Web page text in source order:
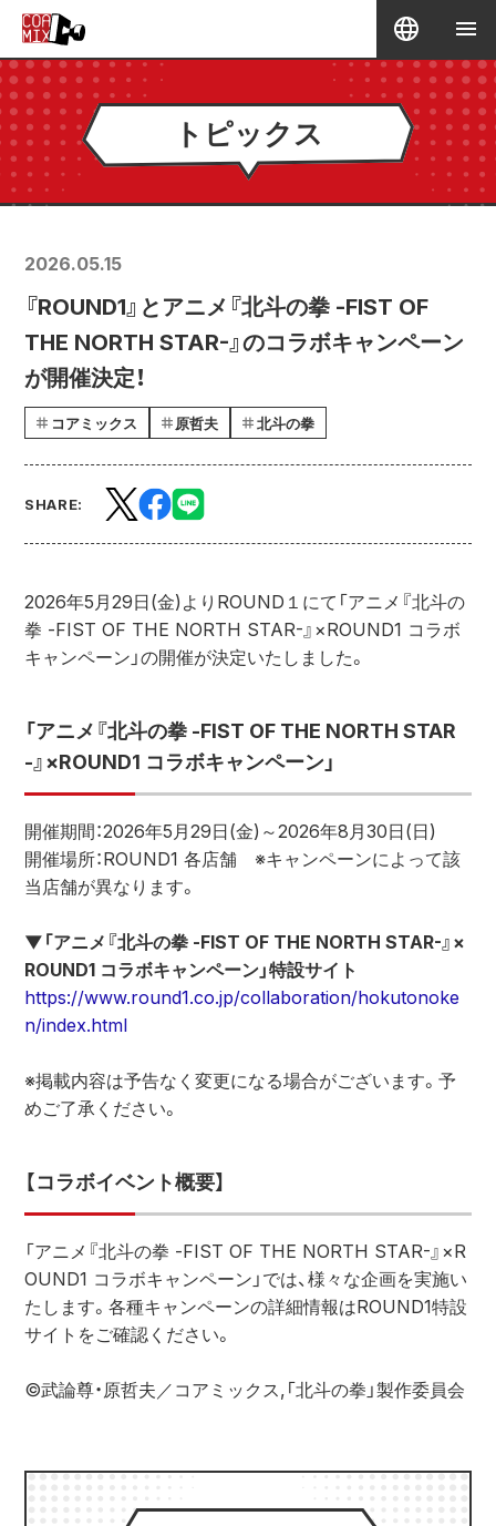
トピックス
2026.05.15
『ROUND1』とアニメ『北斗の拳 -FIST OF
THE NORTH STAR-』のコラボキャンペーン
が開催決定！
コアミックス 原哲夫 北斗の拳
SHARE:
2026年5月29日(金)よりROUND１にて「アニメ『北斗の
拳 -FIST OF THE NORTH STAR-』×ROUND1 コラボ
キャンペーン」の開催が決定いたしました。
「アニメ『北斗の拳 -FIST OF THE NORTH STAR
-』×ROUND1 コラボキャンペーン」
開催期間：2026年5月29日(金)～2026年8月30日(日)
開催場所：ROUND1 各店舗　※キャンペーンによって該
当店舗が異なります。
▼「アニメ『北斗の拳 -FIST OF THE NORTH STAR-』×
ROUND1 コラボキャンペーン」特設サイト
https://www.round1.co.jp/collaboration/hokutonoke
n/index.html
※掲載内容は予告なく変更になる場合がございます。予
めご了承ください。
【コラボイベント概要】
「アニメ『北斗の拳 -FIST OF THE NORTH STAR-』×R
OUND1 コラボキャンペーン」では、様々な企画を実施い
たします。各種キャンペーンの詳細情報はROUND1特設
サイトをご確認ください。
©武論尊・原哲夫／コアミックス,「北斗の拳」製作委員会